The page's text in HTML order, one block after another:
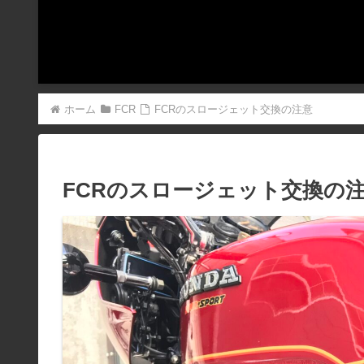
ホーム FCR FCRのスロージェット交換の注意
FCRのスロージェット交換の